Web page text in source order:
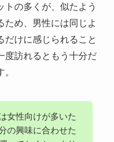
トの多くが、似たよう
ため、男性には同じよ
だけに感じられること
度訪れるともう十分だ
女性向けが多いた
の興味に合わせた